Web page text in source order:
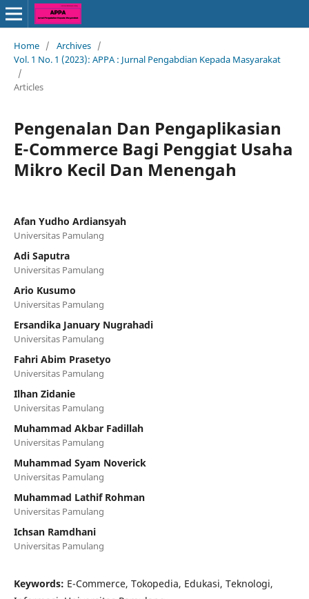
Home / Archives /
Vol. 1 No. 1 (2023): APPA : Jurnal Pengabdian Kepada Masyarakat
/
Articles
Pengenalan Dan Pengaplikasian
E-Commerce Bagi Penggiat Usaha
Mikro Kecil Dan Menengah
Afan Yudho Ardiansyah
Universitas Pamulang
Adi Saputra
Universitas Pamulang
Ario Kusumo
Universitas Pamulang
Ersandika January Nugrahadi
Universitas Pamulang
Fahri Abim Prasetyo
Universitas Pamulang
Ilhan Zidanie
Universitas Pamulang
Muhammad Akbar Fadillah
Universitas Pamulang
Muhammad Syam Noverick
Universitas Pamulang
Muhammad Lathif Rohman
Universitas Pamulang
Ichsan Ramdhani
Universitas Pamulang
Keywords: E-Commerce, Tokopedia, Edukasi, Teknologi,